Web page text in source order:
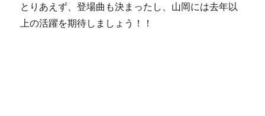
とりあえず、登場曲も決まったし、山岡には去年以
上の活躍を期待しましょう！！